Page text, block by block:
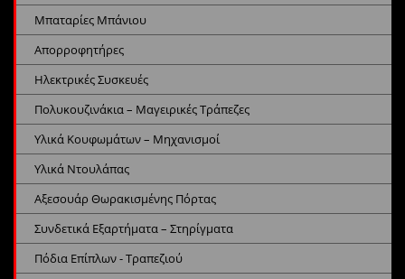
Μπαταρίες Μπάνιου
Απορροφητήρες
Ηλεκτρικές Συσκευές
Πολυκουζινάκια – Μαγειρικές Τράπεζες
Υλικά Κουφωμάτων – Μηχανισμοί
Υλικά Ντουλάπας
Αξεσουάρ Θωρακισμένης Πόρτας
Συνδετικά Εξαρτήματα – Στηρίγματα
Πόδια Επίπλων - Τραπεζιού